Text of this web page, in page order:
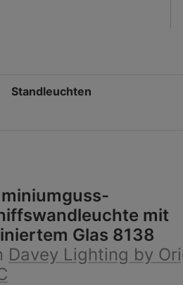
Standleuchten
mit
Glas 8138
Davey Lighting by